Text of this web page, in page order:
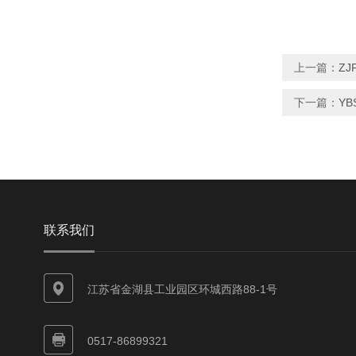
上一篇：
下一篇：
联系我们
江苏省金湖县工业园区环城西路88-1号
0517-86899321